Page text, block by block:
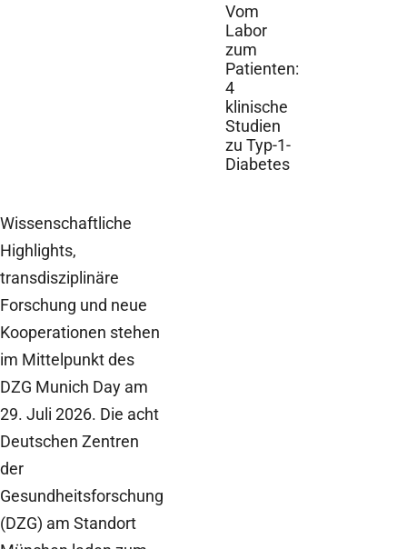
Vom
Labor
zum
Patienten:
4
klinische
Studien
zu Typ-1-
Diabetes
Wissenschaftliche
Highlights,
transdisziplinäre
Forschung und neue
Kooperationen stehen
im Mittelpunkt des
DZG Munich Day am
29. Juli 2026. Die acht
Deutschen Zentren
der
Gesundheitsforschung
(DZG) am Standort